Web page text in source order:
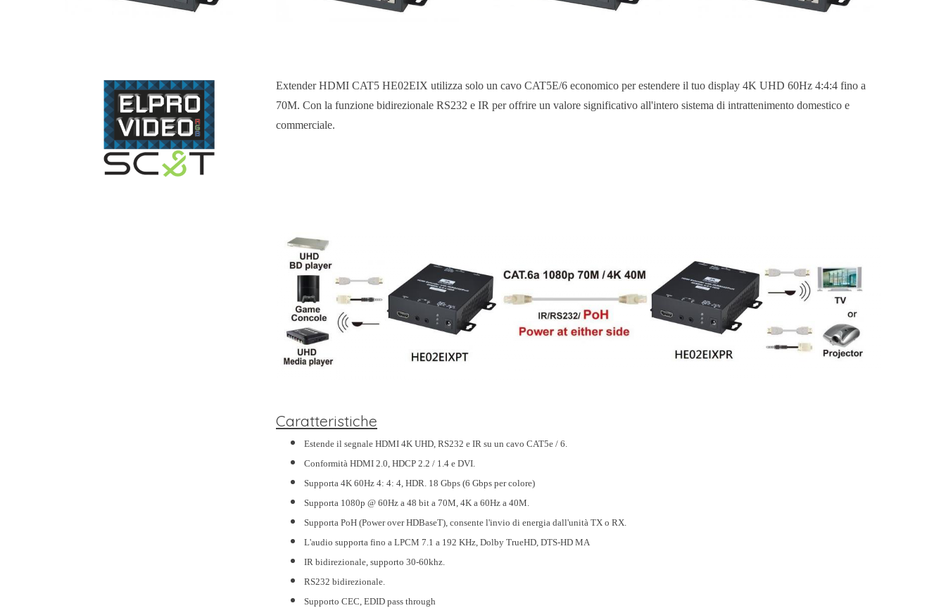
Extender HDMI CAT5 HE02EIX utilizza solo un cavo CAT5E/6 economico per estendere il tuo display 4K UHD 60Hz 4:4:4 fino a
70M. Con la funzione bidirezionale RS232 e IR per offrire un valore significativo all'intero sistema di intrattenimento domestico e
commerciale.
Caratteristiche
Estende il segnale HDMI 4K UHD, RS232 e IR su un cavo CAT5e / 6.
Conformità HDMI 2.0, HDCP 2.2 / 1.4 e DVI.
Supporta 4K 60Hz 4: 4: 4, HDR. 18 Gbps (6 Gbps per colore)
Supporta 1080p @ 60Hz a 48 bit a 70M, 4K a 60Hz a 40M.
Supporta PoH (Power over HDBaseT), consente l'invio di energia dall'unità TX o RX.
L'audio supporta fino a LPCM 7.1 a 192 KHz, Dolby TrueHD, DTS-HD MA
IR bidirezionale, supporto 30-60khz.
RS232 bidirezionale.
Supporto CEC, EDID pass through